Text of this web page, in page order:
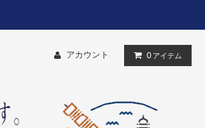
アカウント 0 アイテム